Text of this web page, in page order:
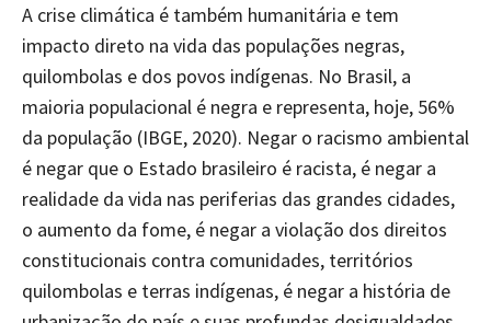
A crise climática é também humanitária e tem
impacto direto na vida das populações negras,
quilombolas e dos povos indígenas. No Brasil, a
maioria populacional é negra e representa, hoje, 56%
da população (IBGE, 2020). Negar o racismo ambiental
é negar que o Estado brasileiro é racista, é negar a
realidade da vida nas periferias das grandes cidades,
o aumento da fome, é negar a violação dos direitos
constitucionais contra comunidades, territórios
quilombolas e terras indígenas, é negar a história de